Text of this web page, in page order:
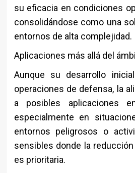
su eficacia en condiciones
consolidándose como una
entornos de alta complejidad.
Aplicaciones más allá del
Aunque su desarrollo
operaciones de defensa, la
a posibles aplicaciones
especialmente en
entornos peligrosos o
sensibles donde la
es prioritaria.